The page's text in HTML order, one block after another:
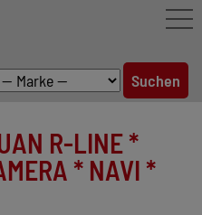
R-LINE *
* NAVI *